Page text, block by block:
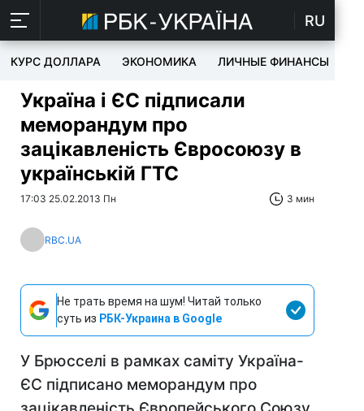
RU
КУРС ДОЛЛАРА ЭКОНОМИКА ЛИЧНЫЕ ФИНАНСЫ
Україна і ЄС підписали
меморандум про
зацікавленість Євросоюзу в
українській ГТС
17:03 25.02.2013 Пн 3 мин
RBC.UA
Не трать время на шум! Читай только
суть из РБК-Украина в Google
У Брюсселі в рамках саміту Україна-
ЄС підписано меморандум про